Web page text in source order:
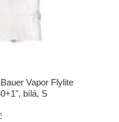
Vapor Flylite
bílá, S